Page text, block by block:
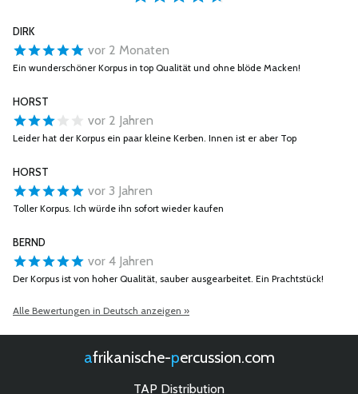
DIRK
vor 2 Monaten
Ein wunderschöner Korpus in top Qualität und ohne blöde Macken!
HORST
vor 2 Jahren
Leider hat der Korpus ein paar kleine Kerben. Innen ist er aber Top
HORST
vor 3 Jahren
Toller Korpus. Ich würde ihn sofort wieder kaufen
BERND
vor 4 Jahren
Der Korpus ist von hoher Qualität, sauber ausgearbeitet. Ein Prachtstück!
Alle Bewertungen in Deutsch anzeigen »
afrikanische- percussion.com
TAP Distribution